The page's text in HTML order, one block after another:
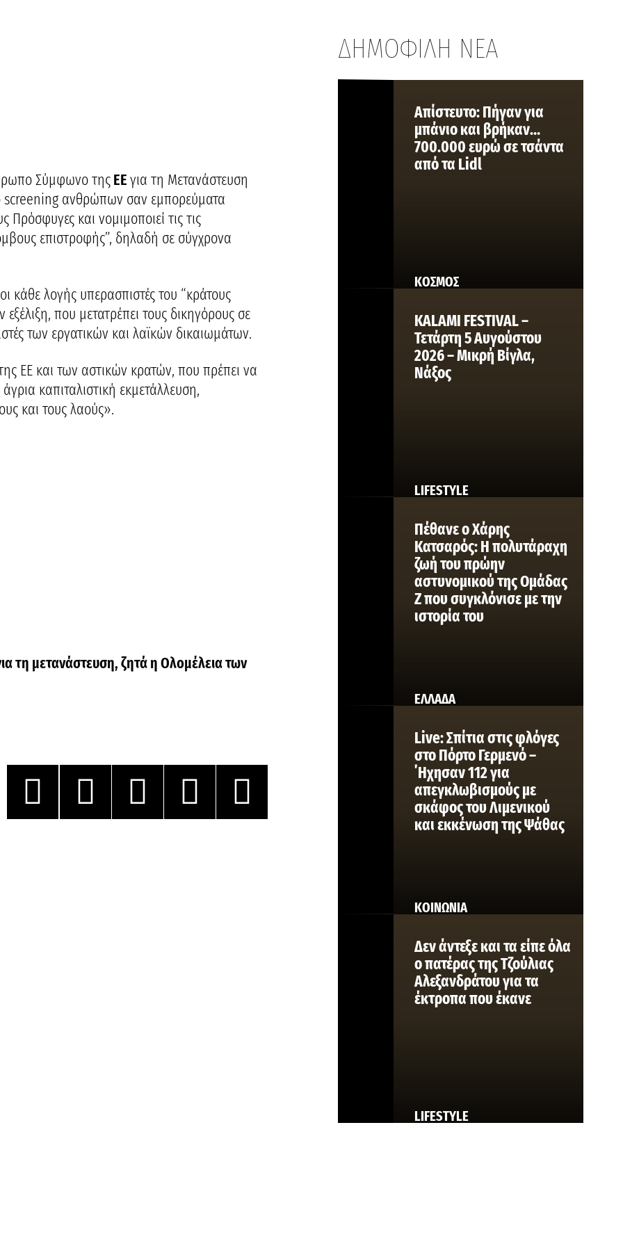
Σύμφωνο τηςΕΕγια τη Μετανάστευση
screening ανθρώπων σαν εμπορεύματα
Πρόσφυγες και νομιμοποιεί τις τις
επιστροφής”, δηλαδή σε σύγχρονα
κάθε λογής υπερασπιστές του “κράτους
εξέλιξη, που μετατρέπει τους δικηγόρους σε
των εργατικών και λαϊκών δικαιωμάτων.
ΕΕ και των αστικών κρατών, που πρέπει να
καπιταλιστική εκμετάλλευση,
και τους λαούς».
τη μετανάστευση, ζητά η Ολομέλεια των
ΔΗΜΟΦΙΛΗ ΝΕΑ
ΚΟΣΜΟΣ
Aπίστευτο: Πήγαν για
μπάνιο και βρήκαν…
700.000 ευρώ σε τσάντα
από τα Lidl
LIFESTYLE
KALAMI FESTIVAL –
Τετάρτη 5 Αυγούστου
2026 – Μικρή Βίγλα,
Νάξος
ΕΛΛΑΔΑ
Πέθανε ο Χάρης
Κατσαρός: Η πολυτάραχη
ζωή του πρώην
αστυνομικού της Ομάδας
Ζ που συγκλόνισε με την
ιστορία του
ΚΟΙΝΩΝΙΑ
Live: Σπίτια στις φλόγες
στο Πόρτο Γερμενό –
΄Ηχησαν 112 για
απεγκλωβισμούς με
σκάφος του Λιμενικού
και εκκένωση της Ψάθας
LIFESTYLE
Δεν άντεξε και τα είπε όλα
ο πατέρας της Τζούλιας
Αλεξανδράτου για τα
έκτροπα που έκανε